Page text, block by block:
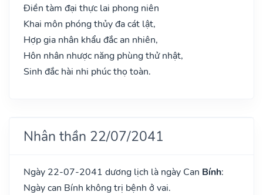
Điền tàm đại thực lai phong niên
Khai môn phóng thủy đa cát lật,
Hợp gia nhân khẩu đắc an nhiên,
Hôn nhân nhược năng phùng thử nhật,
Sinh đắc hài nhi phúc thọ toàn.
Nhân thần 22/07/2041
Ngày 22-07-2041 dương lịch là ngày Can Bính:
Ngày can Bính không trị bệnh ở vai.